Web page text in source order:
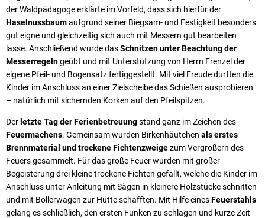
der Waldpädagoge erklärte im Vorfeld, dass sich hierfür der
Haselnussbaumaufgrund seiner Biegsam- und Festigkeit besonders
gut eigne und gleichzeitig sich auch mit Messern gut bearbeiten
lasse. Anschließend wurde dasSchnitzen unter Beachtung der
Messerregelngeübt und mit Unterstützung von Herrn Frenzel der
eigene Pfeil- und Bogensatz fertiggestellt. Mit viel Freude durften die
Kinder im Anschluss an einer Zielscheibe das Schießen ausprobieren
– natürlich mit sichernden Korken auf den Pfeilspitzen.
Derletzte Tag der Ferienbetreuungstand ganz im Zeichen des
Feuermachens. Gemeinsam wurden Birkenhäutchen als erstes
Brennmaterial und trockene Fichtenzweigezum Vergrößern des
Feuers gesammelt. Für das große Feuer wurden mit großer
Begeisterung drei kleine trockene Fichten gefällt, welche die Kinder im
Anschluss unter Anleitung mit Sägen in kleinere Holzstücke schnitten
und mit Bollerwagen zur Hütte schafften. Mit Hilfe einesFeuerstahls
gelang es schließlich, den ersten Funken zu schlagen und kurze Zeit